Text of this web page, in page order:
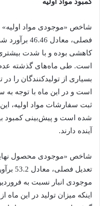
شاخص «موجودی مواد اولیه»
فصلی،
کاهشی بوده و با شدت
است. طی ماه‌های گذشته عدم
بسیاری از تولیدکنندگان را
است و در این ماه با توجه
ثبت سفارشات مواد اولیه،
شده است و پیش‌بینی کمبود
آینده دارند.
شاخص «موجودی محصول نهایی
تعدیل
موجودی انبار نسبت به
اینکه میزان تولید در این